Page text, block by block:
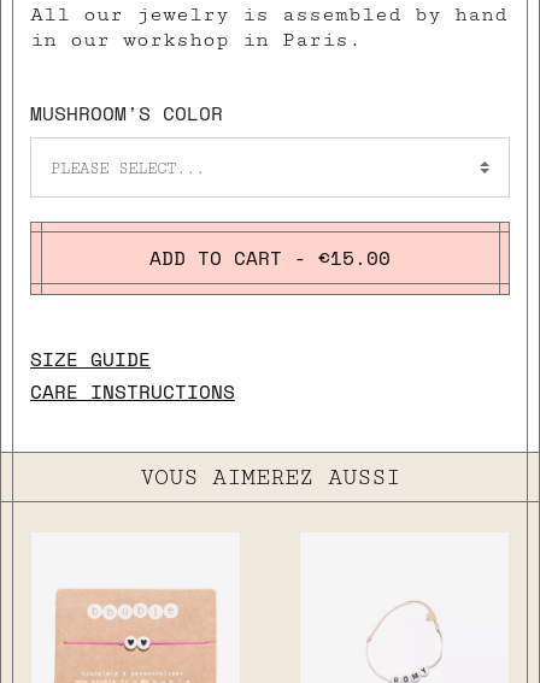
All our jewelry is assembled by hand
in our workshop in Paris.
MUSHROOM'S COLOR
PLEASE SELECT...
ADD TO CART - €15.00
SIZE GUIDE
CARE INSTRUCTIONS
VOUS AIMEREZ AUSSI